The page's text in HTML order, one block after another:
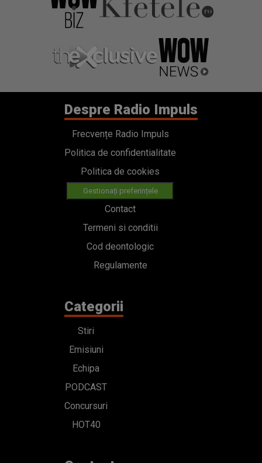
Despre Radio Impuls
Frecvențe Radio Impuls
Politica de confidentialitate
Politica de cookies
Gestionați preferințele
Contact
Termeni si conditii
Cod deontologic
Regulamente
Categorii
Stiri
Emisiuni
Echipa
PODCAST
Concursuri
HOT40